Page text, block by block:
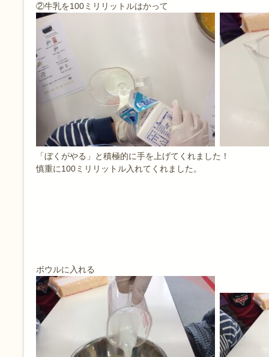
②牛乳を100ミリリットルはかって
「ぼくがやる」と積極的に手を上げてくれました！
慎重に100ミリリットル入れてくれました。
ボウルに入れる